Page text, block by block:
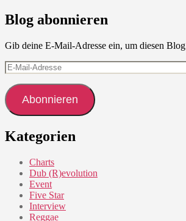
Blog abonnieren
Gib deine E-Mail-Adresse ein, um diesen
E-
Mail-
Adresse
Abonnieren
Kategorien
Charts
Dub (R)evolution
Event
Five Star
Interview
Reggae